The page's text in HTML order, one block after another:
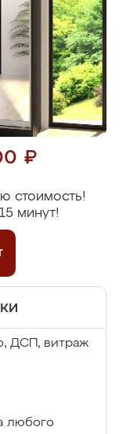
₽
стоимость!
минут!
ДСП, витраж
любого